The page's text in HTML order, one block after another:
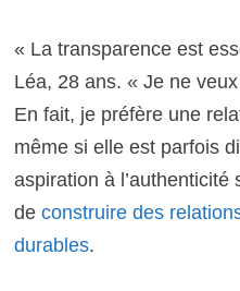
« La transparence est
Léa, 28 ans. « Je ne
En fait, je préfère une
même si elle est parfois
aspiration à
de construire des
durables.